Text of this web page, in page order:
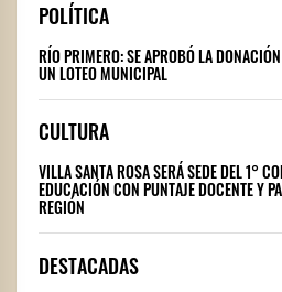
POLÍTICA
RÍO PRIMERO: SE APROBÓ LA
UN LOTEO MUNICIPAL
CULTURA
VILLA SANTA ROSA SERÁ SEDE DEL 1°
EDUCACIÓN CON PUNTAJE DOCENTE Y
REGIÓN
DESTACADAS